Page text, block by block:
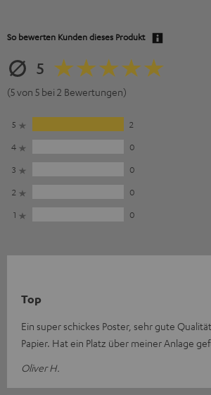
So bewerten Kunden dieses Produkt
5
(5 von 5 bei 2 Bewertungen)
5
2
4
0
3
0
2
0
1
0
Top
Ein super schickes Poster, sehr gute
Papier. Hat ein Platz über meiner Anlage
Oliver H.